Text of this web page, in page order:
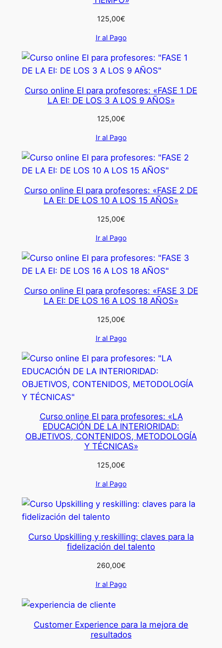
125,00€
Ir al Pago
Curso online EI para profesores: «FASE 1 DE
LA EI: DE LOS 3 A LOS 9 AÑOS»
125,00€
Ir al Pago
Curso online EI para profesores: «FASE 2 DE
LA EI: DE LOS 10 A LOS 15 AÑOS»
125,00€
Ir al Pago
Curso online EI para profesores: «FASE 3 DE
LA EI: DE LOS 16 A LOS 18 AÑOS»
125,00€
Ir al Pago
Curso online EI para profesores: «LA
EDUCACIÓN DE LA INTERIORIDAD:
OBJETIVOS, CONTENIDOS, METODOLOGÍA
Y TÉCNICAS»
125,00€
Ir al Pago
Curso Upskilling y reskilling: claves para la
fidelización del talento
260,00€
Ir al Pago
Customer Experience para la mejora de
resultados